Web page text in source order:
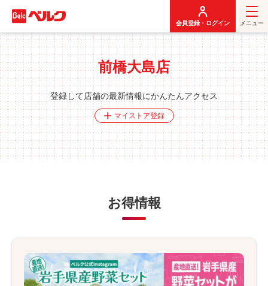
ン
コ
ン
テ
ン
ツ
に
移
動
会員登録・ログイン メニュー
前橋大島店
登録して店舗の最新情報にかんたんアクセス
マイストア登録
お得情報